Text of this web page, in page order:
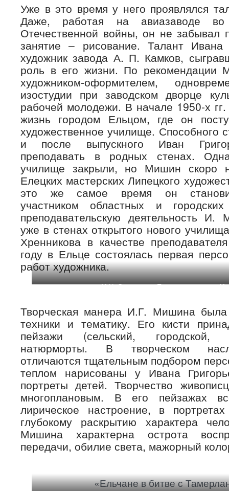
Уже в это время у него проявлялся
Даже, работая на авиазаводе
Отечественной войны, он не забывал
занятие – рисование. Талант Ивана
художник завода А. П. Камков,
роль в его жизни. По рекомендации
художником-оформителем,
изостудии при заводском дворце
рабочей молодежи. В начале 1950-х гг.
жизнь городом Ельцом, где он
художественное училище. Способного
и после выпускного Иван
преподавать в родных стенах.
училище закрыли, но Мишин скоро
Елецких мастерских Липецкого
это же самое время он
участником областных и
преподавательскую деятельность
уже в стенах открытого нового
Хренникова в качестве
году в Ельце состоялась первая
работ художника.
М.Н. Сапрыкина «Портрет художника
Творческая манера И.Г. Мишина была
техники и тематику. Его кисти
пейзажи (сельский, городской,
натюрморты. В творческом
отличаются тщательным подбором
теплом нарисованы у Ивана
портреты детей. Творчество
многоплановым. В его пейзажах
лирическое настроение, в
глубокому раскрытию характера
Мишина характерна острота
передачи, обилие света, мажорный
«Ельчане в битве с